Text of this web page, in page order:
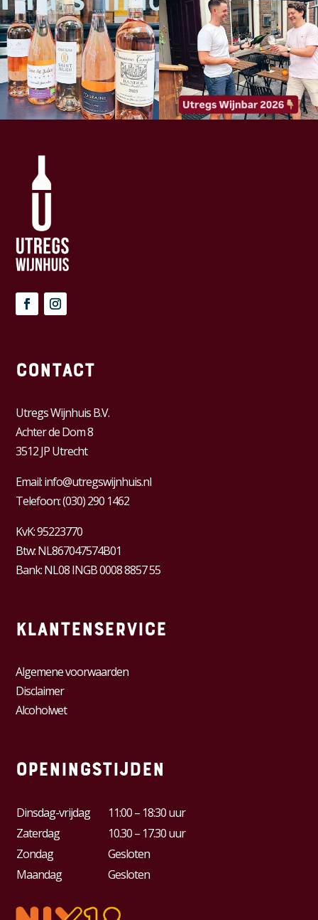
Contact
Utregs Wijnhuis B.V.
Achter de Dom 8
3512 JP Utrecht
Email:info@utregswijnhuis.nl
Telefoon:(030) 290 1462
KvK:95223770
Btw:NL867047574B01
Bank: NL08 INGB 0008 8857 55
Klantenservice
Algemene voorwaarden
Disclaimer
Alcoholwet
Openingstijden
Dinsdag-vrijdag
11:00 – 18:30 uur
Zaterdag
10.30 – 17.30 uur
Zondag
Gesloten
Maandag
Gesloten